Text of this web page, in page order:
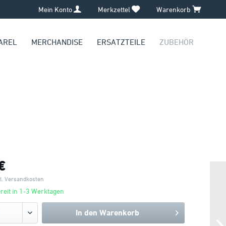
Mein Konto Merkzettel Warenkorb
MERCHANDISE ERSATZTEILE ZUBEHÖR
Versandkosten
in 1-3 Werktagen
In den Warenkorb